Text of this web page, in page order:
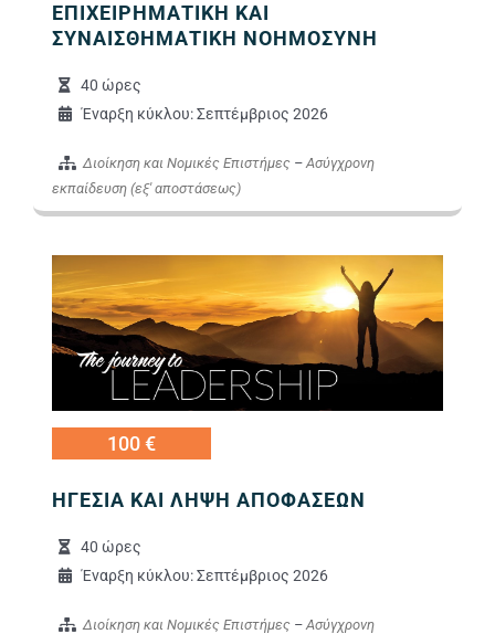
ΕΠΙΧΕΙΡΗΜΑΤΙΚΗ ΚΑΙ
ΣΥΝΑΙΣΘΗΜΑΤΙΚΗ ΝΟΗΜΟΣΥΝΗ
40 ώρες
Έναρξη κύκλου: Σεπτέμβριος 2026
Διοίκηση και Νομικές Επιστήμες –Ασύγχρονη
εκπαίδευση (εξ' αποστάσεως)
100 €
ΗΓΕΣΙΑ ΚΑΙ ΛΗΨΗ ΑΠΟΦΑΣΕΩΝ
40 ώρες
Έναρξη κύκλου: Σεπτέμβριος 2026
Διοίκηση και Νομικές Επιστήμες –Ασύγχρονη